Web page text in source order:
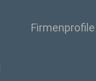
Firmenprofile